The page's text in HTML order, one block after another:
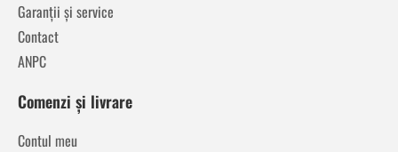
Garanții și service
Contact
ANPC
Comenzi și livrare
Contul meu